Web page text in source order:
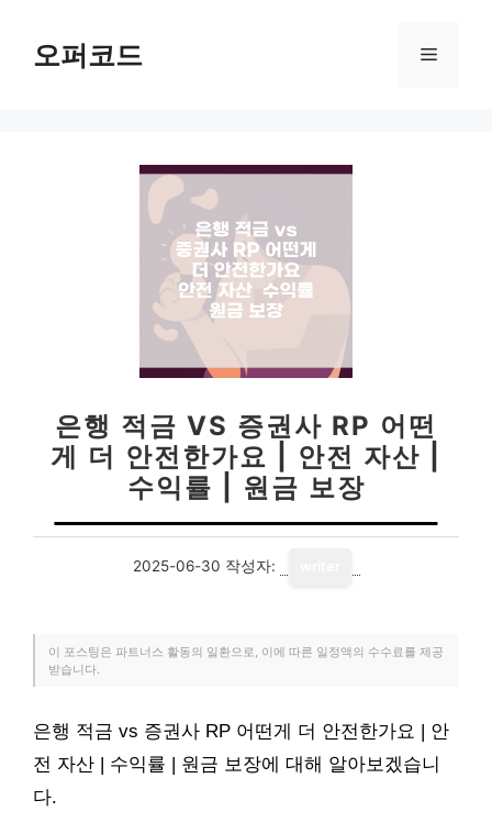
오퍼코드 메
은행 적금 VS 증권사 RP 어떤
게 더 안전한가요 | 안전 자산 |
수익률 | 원금 보장
2025-06-30 작성자:
이 포스팅은 파트너스 활동의 일환으로, 이에 따른 일정액의 수수료를 제공
받습니다.
은행 적금 vs 증권사 RP 어떤게 더 안전한가요 | 안
전 자산 | 수익률 | 원금 보장에 대해 알아보겠습니
다.